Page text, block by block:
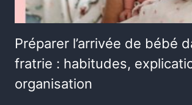
Préparer l’arrivée de bébé
fratrie : habitudes,
organisation